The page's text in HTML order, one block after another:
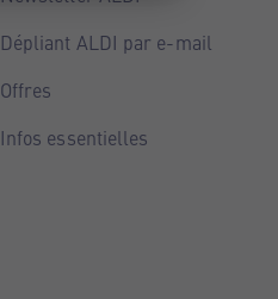
Dépliant ALDI par e-mail
Offres
Infos essentielles